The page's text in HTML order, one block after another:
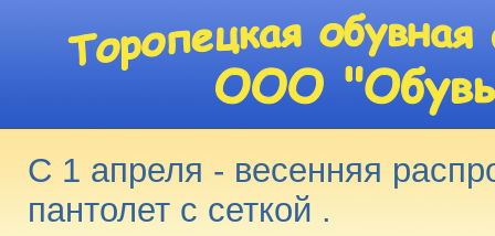
С 1 апреля - весенняя
пантолет с сеткой .